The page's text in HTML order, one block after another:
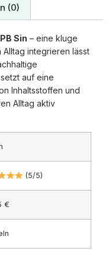
(0)
PB Sin – eine kluge
integrieren lässt
auf eine
Inhaltsstoffen und
Alltag aktiv
(5/5)
€